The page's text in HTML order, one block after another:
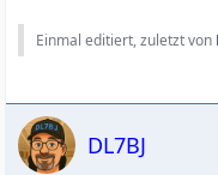
Einmal editiert, zuletzt von
DL7BJ